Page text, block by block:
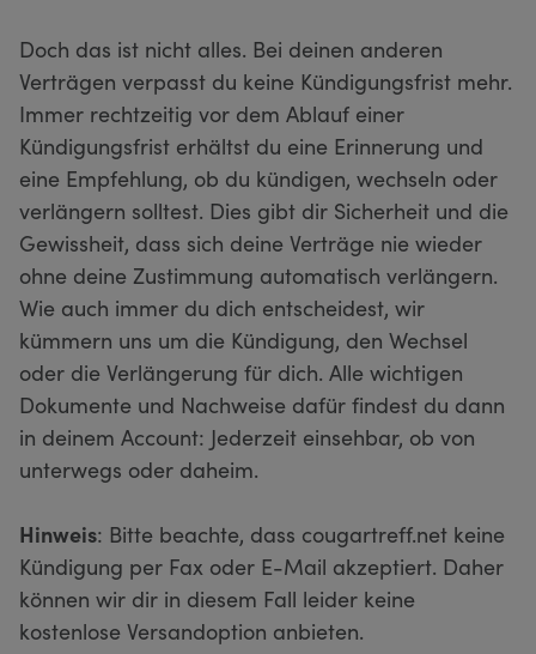
Doch das ist nicht alles. Bei deinen anderen
Verträgen verpasst du keine Kündigungsfrist mehr.
Immer rechtzeitig vor dem Ablauf einer
Kündigungsfrist erhältst du eine Erinnerung und
eine Empfehlung, ob du kündigen, wechseln oder
verlängern solltest. Dies gibt dir Sicherheit und die
Gewissheit, dass sich deine Verträge nie wieder
ohne deine Zustimmung automatisch verlängern.
Wie auch immer du dich entscheidest, wir
kümmern uns um die Kündigung, den Wechsel
oder die Verlängerung für dich. Alle wichtigen
Dokumente und Nachweise dafür findest du dann
in deinem Account: Jederzeit einsehbar, ob von
unterwegs oder daheim.
Hinweis: Bitte beachte, dass cougartreff.net keine
Kündigung per Fax oder E-Mail akzeptiert. Daher
können wir dir in diesem Fall leider keine
kostenlose Versandoption anbieten.